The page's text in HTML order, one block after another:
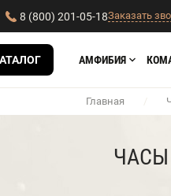
8 (800) 201-05-18Заказать
АМФИБИЯ
Главная /
ЧАСЫ